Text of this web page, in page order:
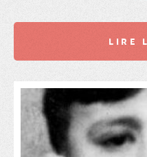
LIRE